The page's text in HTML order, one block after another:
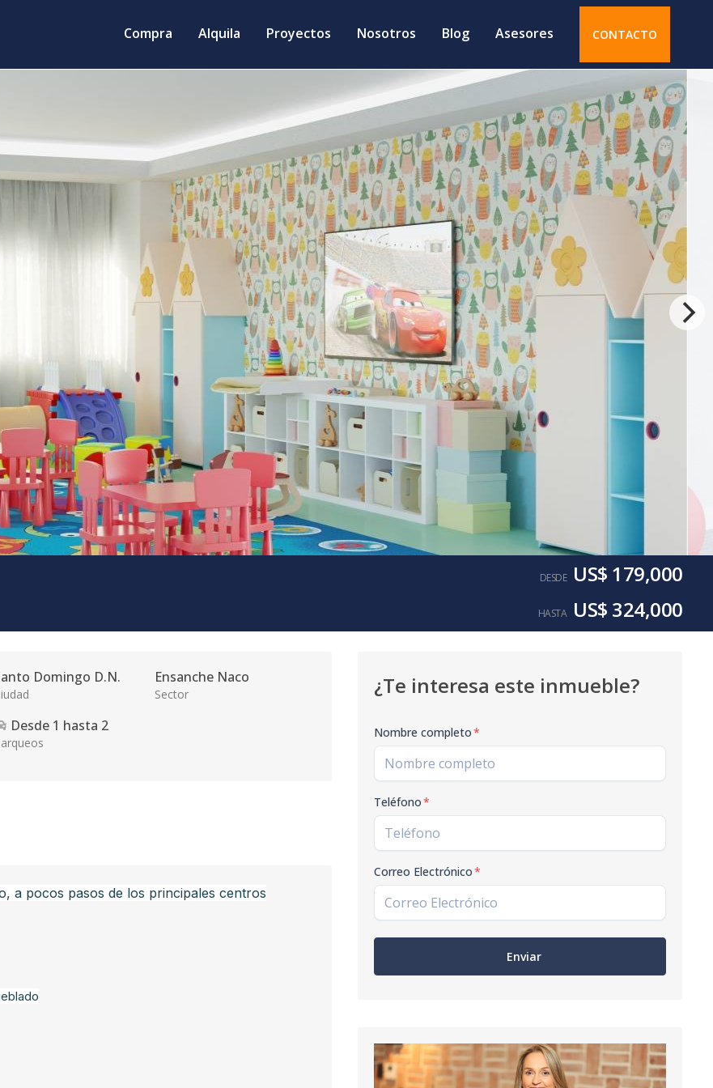
Compra Alquila Proyectos Nosotros Blog Asesores CONTACTO
DESDE US$ 179,000
HASTA US$ 324,000
Domingo D.N. Ensanche Naco
Sector
Desde 1 hasta 2
a pocos pasos de los principales centros
¿Te interesa este inmueble?
Nombre completo*
Teléfono*
Correo Electrónico*
Enviar